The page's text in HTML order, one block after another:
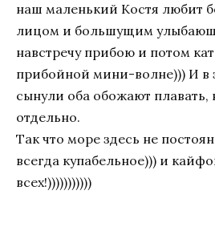
наш маленький Костя любит
лицом и большущим
навстречу прибою и потом
прибойной мини-волне))) И в
сынули оба обожают плавать,
отдельно.
Так что море здесь не
всегда купабельное))) и
всех!)))))))))))